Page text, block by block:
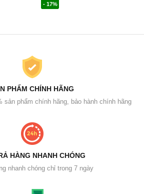
- 17%
PHẨM CHÍNH HÃNG
sản phẩm chính hãng, bảo hành chính hãng
HÀNG NHANH CHÓNG
nhanh chóng chỉ trong 7 ngày